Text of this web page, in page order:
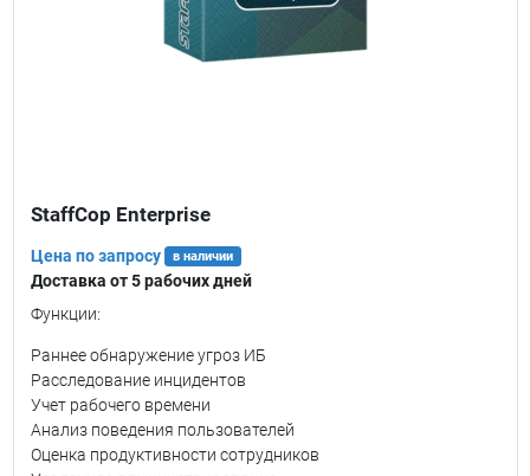
StaffCop Enterprise
Цена по запросу в наличии
Доставка от 5 рабочих дней
Функции:
Раннее обнаружение угроз ИБ
Расследование инцидентов
Учет рабочего времени
Анализ поведения пользователей
Оценка продуктивности сотрудников